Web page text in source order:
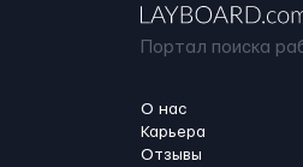
Портал поиска
О нас
Карьера
Отзывы